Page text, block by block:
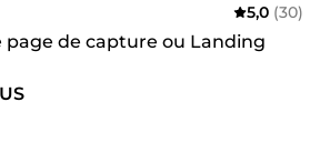
5,0 (30)
page de capture ou Landing